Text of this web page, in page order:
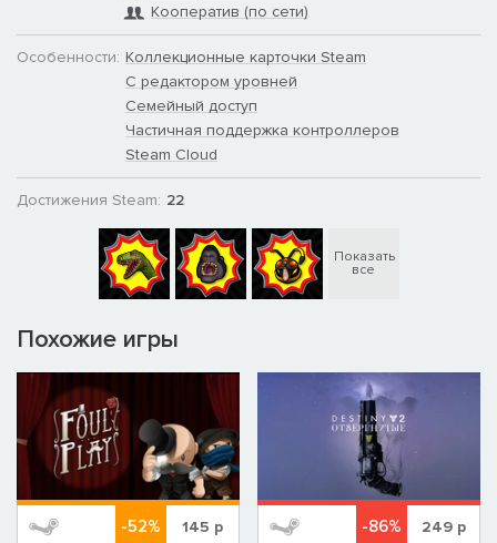
Кооператив (по сети)
Особенности: Коллекционные карточки Steam
С редактором уровней
Семейный доступ
Частичная поддержка контроллеров
Steam Cloud
Достижения Steam: 22
Показать
все
Похожие игры
-52% 145 р -86% 249р